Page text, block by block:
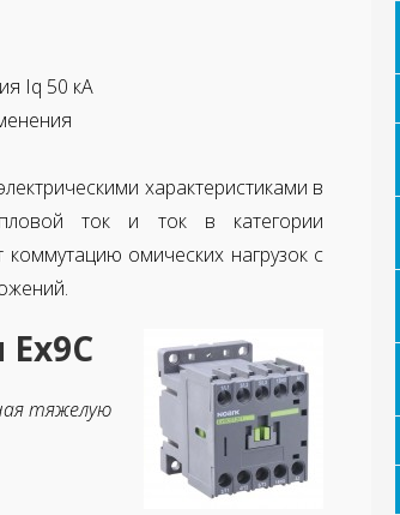
Iq 50 кА
характеристиками в
ток и ток в категории
омических нагрузок с
тяжелую